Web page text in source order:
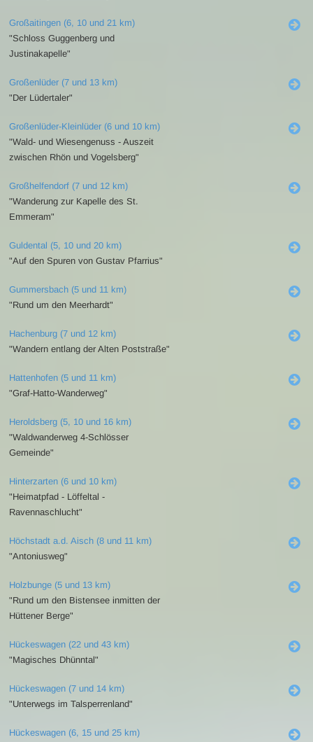
Großaitingen (6, 10 und 21 km)
"Schloss Guggenberg und
Justinakapelle"
Großenlüder (7 und 13 km)
"Der Lüdertaler"
Großenlüder-Kleinlüder (6 und 10 km)
"Wald- und Wiesengenuss - Auszeit
zwischen Rhön und Vogelsberg"
Großhelfendorf (7 und 12 km)
"Wanderung zur Kapelle des St.
Emmeram"
Guldental (5, 10 und 20 km)
"Auf den Spuren von Gustav Pfarrius"
Gummersbach (5 und 11 km)
"Rund um den Meerhardt"
Hachenburg (7 und 12 km)
"Wandern entlang der Alten Poststraße"
Hattenhofen (5 und 11 km)
"Graf-Hatto-Wanderweg"
Heroldsberg (5, 10 und 16 km)
"Waldwanderweg 4-Schlösser
Gemeinde"
Hinterzarten (6 und 10 km)
"Heimatpfad - Löffeltal -
Ravennaschlucht"
Höchstadt a.d. Aisch (8 und 11 km)
"Antoniusweg"
Holzbunge (5 und 13 km)
"Rund um den Bistensee inmitten der
Hüttener Berge"
Hückeswagen (22 und 43 km)
"Magisches Dhünntal"
Hückeswagen (7 und 14 km)
"Unterwegs im Talsperrenland"
Hückeswagen (6, 15 und 25 km)